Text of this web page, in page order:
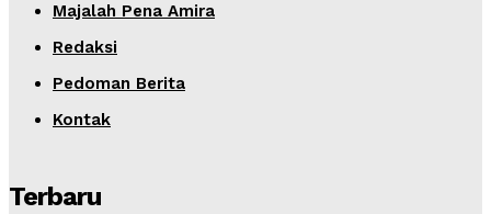
Majalah Pena Amira
Redaksi
Pedoman Berita
Kontak
Terbaru